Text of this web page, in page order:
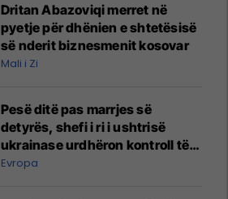
Dritan Abazoviqi merret në
pyetje për dhënien e shtetësisë
së nderit biznesmenit kosovar
Mali i Zi
Pesë ditë pas marrjes së
detyrës, shefi i ri i ushtrisë
ukrainase urdhëron kontroll të
madh
Evropa